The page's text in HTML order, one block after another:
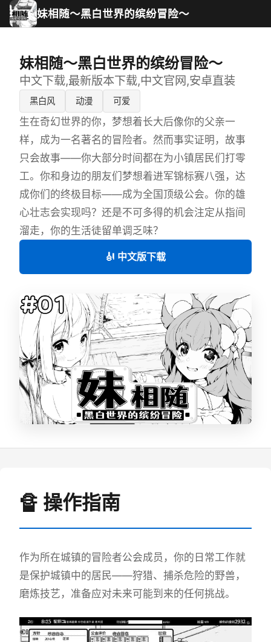
妹相随～黑白世界的缤纷冒险～
妹相随～黑白世界的缤纷冒险～
中文下载,最新版本下载,中文官网,安卓直装
黑白风 动漫 可爱
生在奇幻世界的你，梦想着长大后像你的父亲一
样，成为一名著名的冒险者。然而事实证明，故事
只会故事——你大部分时间都在为小镇居民们打零
工。你和身边的朋友们梦想着进军锦标赛八强，达
成你们的终极目标——成为全国顶级公会。你的雄
心壮志会实现吗？还是不可多得的机会注定从指间
溜走，你的生活徒留单调乏味？
🎻 中文版下载
🔏 操作指南
作为所在城镇的冒险者公会成员，你的日常工作就
是保护城镇中的居民——狩猎、捕杀危险的野兽，
磨炼技艺，准备应对未来可能到来的任何挑战。